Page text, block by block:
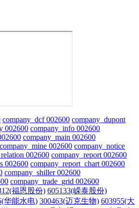
company_dcf 002600 company_dupont
002600 company_info 002600
company_main 002600
company_mine 002600 company_notice
002600 company_report 002600
002600 company_report_chart 002600
company_shiller 002600
company_trade_grid 002600
福恩股份) 605133(嵘泰股份)
华能水电) 300463(迈克生物) 603955(大